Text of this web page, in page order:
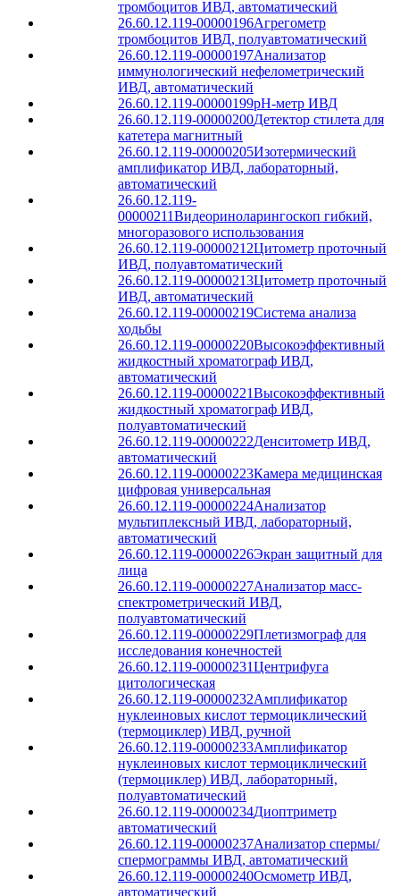
тромбоцитов ИВД, автоматический
26.60.12.119-00000196Агрегометр
тромбоцитов ИВД, полуавтоматический
26.60.12.119-00000197Анализатор
иммунологический нефелометрический
ИВД, автоматический
26.60.12.119-00000199pH-метр ИВД
26.60.12.119-00000200Детектор стилета для
катетера магнитный
26.60.12.119-00000205Изотермический
амплификатор ИВД, лабораторный,
автоматический
26.60.12.119-
00000211Видеориноларингоскоп гибкий,
многоразового использования
26.60.12.119-00000212Цитометр проточный
ИВД, полуавтоматический
26.60.12.119-00000213Цитометр проточный
ИВД, автоматический
26.60.12.119-00000219Система анализа
ходьбы
26.60.12.119-00000220Высокоэффективный
жидкостный хроматограф ИВД,
автоматический
26.60.12.119-00000221Высокоэффективный
жидкостный хроматограф ИВД,
полуавтоматический
26.60.12.119-00000222Денситометр ИВД,
автоматический
26.60.12.119-00000223Камера медицинская
цифровая универсальная
26.60.12.119-00000224Анализатор
мультиплексный ИВД, лабораторный,
автоматический
26.60.12.119-00000226Экран защитный для
лица
26.60.12.119-00000227Анализатор масс-
спектрометрический ИВД,
полуавтоматический
26.60.12.119-00000229Плетизмограф для
исследования конечностей
26.60.12.119-00000231Центрифуга
цитологическая
26.60.12.119-00000232Амплификатор
нуклеиновых кислот термоциклический
(термоциклер) ИВД, ручной
26.60.12.119-00000233Амплификатор
нуклеиновых кислот термоциклический
(термоциклер) ИВД, лабораторный,
полуавтоматический
26.60.12.119-00000234Диоптриметр
автоматический
26.60.12.119-00000237Анализатор спермы/
спермограммы ИВД, автоматический
26.60.12.119-00000240Осмометр ИВД,
автоматический